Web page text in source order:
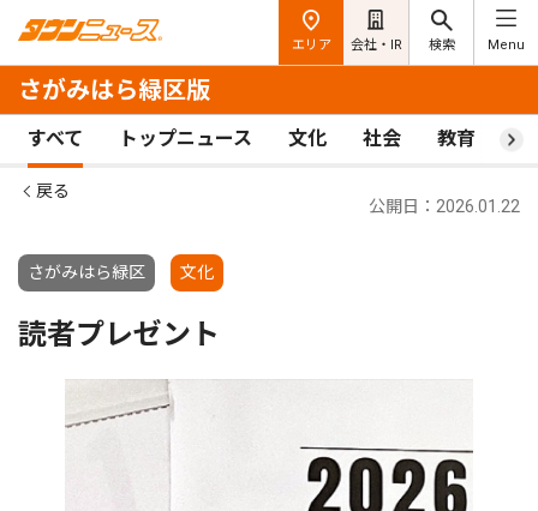
エリア 会社・IR 検索 Menu
さがみはら緑区版
すべて トップニュース 文化 社会 教育 ス
戻る
さがみはら緑区 文化
公開日：2026.01.22
読者プレゼント